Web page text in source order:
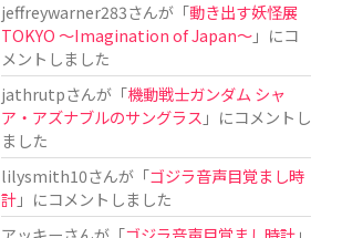
jeffreywarner283さんが「動き出す妖怪展
TOKYO 〜Imagination of Japan〜」にコ
メントしました
jathrutpさんが「機動戦士ガンダム シャ
ア・アズナブルのサングラス 」にコメントし
ました
lilysmith10さんが「ゴジラ音声目覚まし時
計」にコメントしました